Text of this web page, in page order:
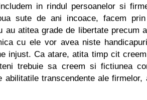
in rindul persoanelor si
sute de ani incoace, facem
au atitea grade de libertate precum
cu ele vor avea niste
injust. Ca atare, atita timp cit
trebuie sa creem si fictiunea
abilitatile transcendente ale